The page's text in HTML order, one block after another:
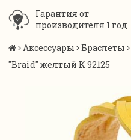
Гарантия от
производителя 1 год
Аксессуары
Браслеты
"Braid" желтый К 92125